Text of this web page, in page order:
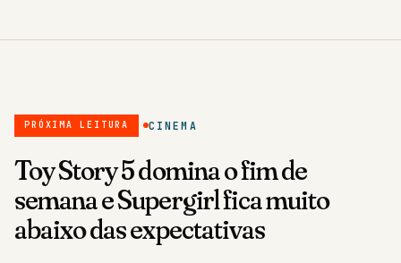
PRÓXIMA LEITURA CINEMA
Toy Story 5 domina o fim de
semana e Supergirl fica muito
abaixo das expectativas